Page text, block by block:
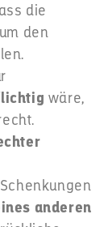
die
den
wäre,
anderen